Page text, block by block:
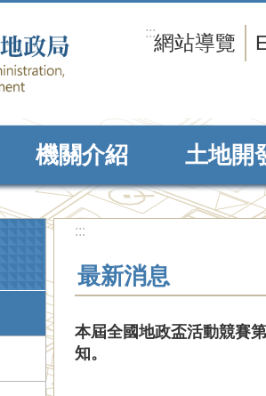
:::網站導覽
機關介紹 土地開
:::
最新消息
本屆全國地政盃活動競賽
知。